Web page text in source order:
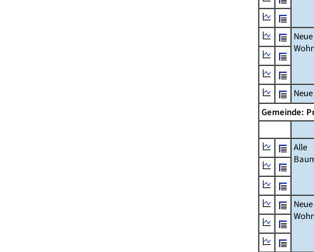
Neue
Gemeinde:
Alle
Neue